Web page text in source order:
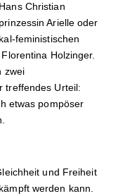
Christian
Arielle oder
feministischen
Holzinger.
zwei
treffendes Urteil:
etwas pompöser
und Freiheit
werden kann.